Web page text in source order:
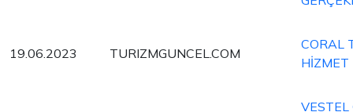
19.06.2023 TURIZMGUNCEL.COM
CORAL
HİZMET
VESTEL